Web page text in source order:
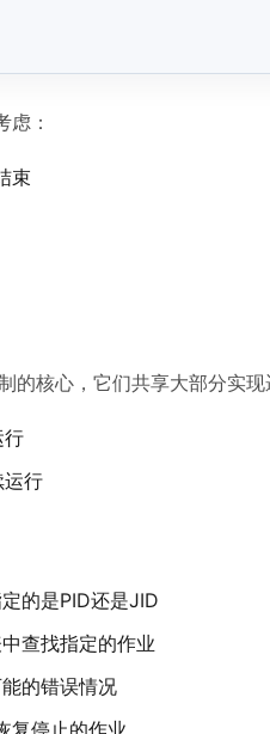
虑：
束
的核心，它们共享大部分实
行
运行
的是PID还是JID
查找指定的作业
的错误情况
复停止的作业